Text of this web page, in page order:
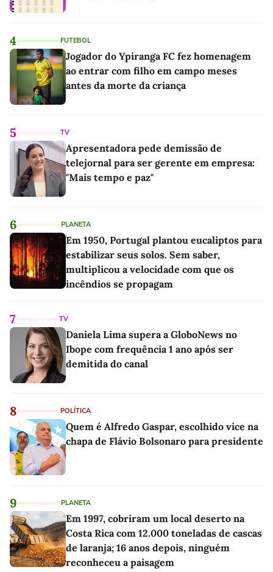
4 FUTEBOL
Jogador do Ypiranga FC fez homenagem
ao entrar com filho em campo meses
antes da morte da criança
5 TV
Apresentadora pede demissão de
telejornal para ser gerente em empresa:
"Mais tempo e paz"
6 PLANETA
Em 1950, Portugal plantou eucaliptos para
estabilizar seus solos. Sem saber,
multiplicou a velocidade com que os
incêndios se propagam
7 TV
Daniela Lima supera a GloboNews no
Ibope com frequência 1 ano após ser
demitida do canal
8 POLÍTICA
Quem é Alfredo Gaspar, escolhido vice na
chapa de Flávio Bolsonaro para presidente
9 PLANETA
Em 1997, cobriram um local deserto na
Costa Rica com 12.000 toneladas de cascas
de laranja; 16 anos depois, ninguém
reconheceu a paisagem